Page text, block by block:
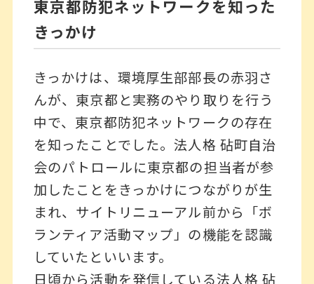
東京都防犯ネットワークを知った
きっかけ
きっかけは、環境厚生部部長の赤羽さ
んが、東京都と実務のやり取りを行う
中で、東京都防犯ネットワークの存在
を知ったことでした。法人格 砧町自治
会のパトロールに東京都の担当者が参
加したことをきっかけにつながりが生
まれ、サイトリニューアル前から「ボ
ランティア活動マップ」の機能を認識
していたといいます。
日頃から活動を発信している法人格 砧